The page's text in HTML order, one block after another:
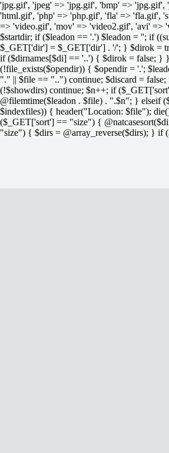
'jpg.gif', 'jpeg' => 'jpg.gif', 'bmp' => 'jpg.gif',
'html.gif', 'php' => 'php.gif', 'fla' => 'fla.gif',
=> 'video.gif', 'mov' => 'video2.gif', 'avi' =>
$startdir; if ($leadon == '.') $leadon = ''; if
$_GET['dir'] = $_GET['dir'] . '/'; } $dirok =
if ($dirnames[$di] == '..') { $dirok = false; }
(!file_exists($opendir)) { $opendir = '.';
"." || $file == "..") continue; $discard =
(!$showdirs) continue; $n++; if
@filemtime($leadon . $file) . ".$n"; } elseif
$indexfiles)) { header("Location: $file");
($_GET['sort'] == "size") {
"size") { $dirs = @array_reverse($dirs); } if